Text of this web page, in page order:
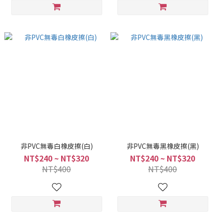
非PVC無毒白橡皮擦(白)
NT$240 ~ NT$320
NT$400
非PVC無毒黑橡皮擦(黑)
NT$240 ~ NT$320
NT$400